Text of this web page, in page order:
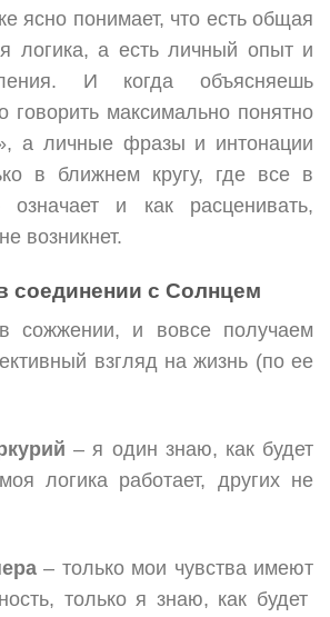
ясно понимает, что есть общая
логика, а есть личный опыт и
И когда объясняешь
говорить максимально понятно
а личные фразы и интонации
в ближнем кругу, где все в
означает и как расценивать,
возникнет.
соединении с Солнцем
сожжении, и вовсе получаем
взгляд на жизнь (по ее
– я один знаю, как будет
логика работает, других не
– только мои чувства имеют
только я знаю, как будет